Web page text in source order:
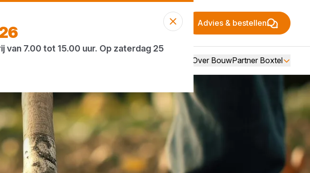
Advies & bestellen
Over BouwPartner Boxtel
van 7.00 tot 15.00 uur. Op zaterdag 25